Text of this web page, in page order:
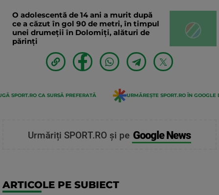
O adolescentă de 14 ani a murit după
ce a căzut în gol 90 de metri, în timpul
unei drumeții în Dolomiți, alături de
părinți
SPORT.RO CA SURSĂ PREFERATĂ URMĂREȘTE SPORT.RO ÎN GOOGLE
Urmăriți SPORT.RO și pe Google News
ARTICOLE PE SUBIECT